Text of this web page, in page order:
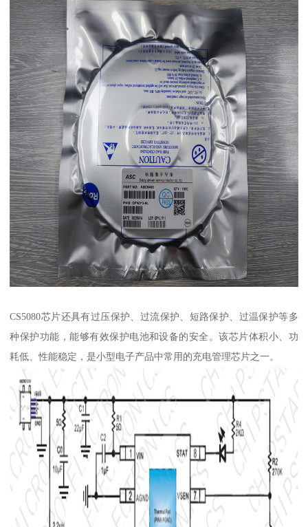
CS5080芯片还具有过压保护、过流保护、短路保护、过温保护等多
种保护功能，能够有效保护电池和设备的安全。该芯片体积小、功
耗低、性能稳定，是小型电子产品中常用的充电管理芯片之一。